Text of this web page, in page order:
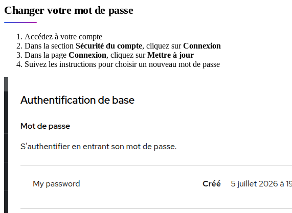
Changer votre mot de passe
Accédez à votre compte
Dans la section Sécurité du compte, cliquez surConnexion
Dans la page Connexion, cliquez surMettre à jour
Suivez les instructions pour choisir un nouveau mot de passe